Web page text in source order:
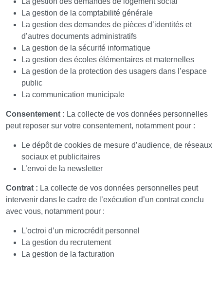
La gestion de la comptabilité générale
La gestion des demandes de pièces d’identités et
d’autres documents administratifs
La gestion de la sécurité informatique
La gestion des écoles élémentaires et maternelles
La gestion de la protection des usagers dans l’espace
public
La communication municipale
Consentement : La collecte de vos données personnelles
peut reposer sur votre consentement, notamment pour :
Le dépôt de cookies de mesure d’audience, de réseaux
sociaux et publicitaires
L’envoi de la newsletter
Contrat : La collecte de vos données personnelles peut
intervenir dans le cadre de l’exécution d’un contrat conclu
avec vous, notamment pour :
L’octroi d’un microcrédit personnel
La gestion du recrutement
La gestion de la facturation